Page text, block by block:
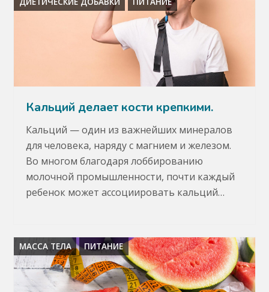
Кальций делает кости крепкими.
Кальций — один из важнейших минералов
для человека, наряду с магнием и железом.
Во многом благодаря лоббированию
молочной промышленности, почти каждый
ребенок может ассоциировать кальций…
МАССА ТЕЛА ПИТАНИЕ